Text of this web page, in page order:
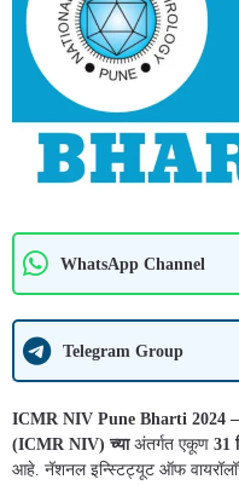
WhatsApp Channel
Telegram Group
ICMR NIV Pune Bharti 2024 –
(ICMR NIV) च्याअंतर्गत एकूण 31
आहे. नॅशनल इन्स्टिट्यूट ऑफ